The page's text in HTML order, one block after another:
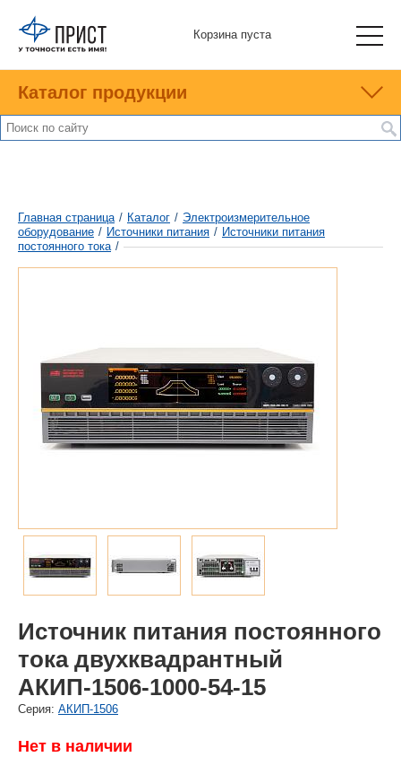
Корзина пуста
Каталог продукции
Главная страница / Каталог / Электроизмерительное
оборудование / Источники питания / Источники питания
постоянного тока /
Источник питания постоянного
тока двухквадрантный
АКИП-1506-1000-54-15
Cерия: АКИП-1506
Нет в наличии